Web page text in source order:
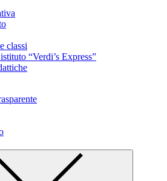
classi
“Verdi’s Express”